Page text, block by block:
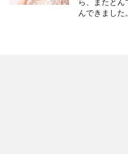
ら、またと
んできまし